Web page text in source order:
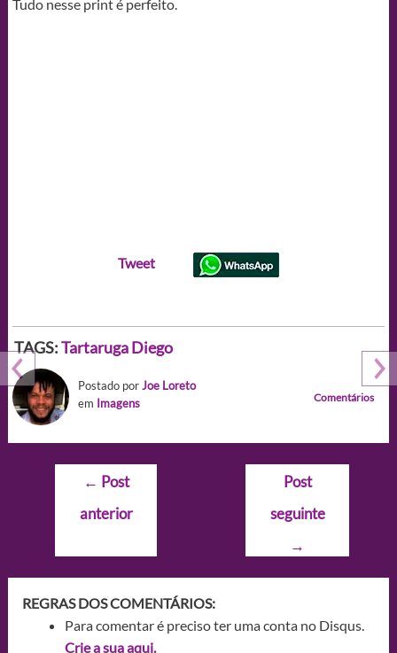
Tudo nesse print é perfeito.
Tweet
TAGS:Tartaruga Diego
Postado porJoe Loreto
em Imagens Comentários
Navegação
Post
← Post
anterior
Post
seguinte
→
REGRAS DOS COMENTÁRIOS:
Para comentar é preciso ter uma conta no Disqus.
Crie a sua aqui.